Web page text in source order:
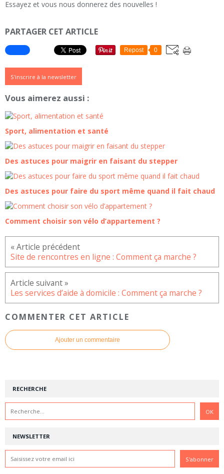
Essayez et vous nous donnerez des nouvelles !
PARTAGER CET ARTICLE
Repost 0
S'inscrire à la newsletter
Vous aimerez aussi :
Sport, alimentation et santé
Des astuces pour maigrir en faisant du stepper
Des astuces pour faire du sport même quand il fait chaud
Comment choisir son vélo d’appartement ?
Site de rencontres en ligne : Comment ça marche ?
Les services d’aide à domicile : Comment ça marche ?
COMMENTER CET ARTICLE
Ajouter un commentaire
NEWSLETTER
RECHERCHE